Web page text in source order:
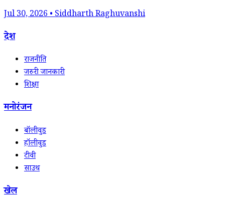
Jul 30, 2026 • Siddharth Raghuvanshi
देश
राजनीति
जरुरी जानकारी
शिक्षा
मनोरंजन
बॉलीवुड
हॉलीवुड
टीवी
साउथ
खेल